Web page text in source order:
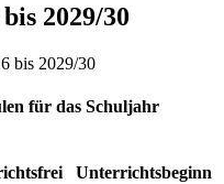
2029/30
bis 2029/30
für das Schuljahr
Unterrichtsbeginn